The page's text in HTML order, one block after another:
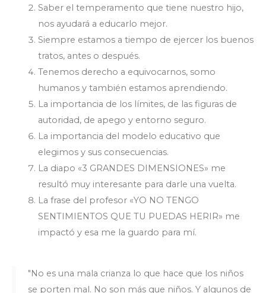
Saber el temperamento que tiene nuestro hijo,
nos ayudará a educarlo mejor.
Siempre estamos a tiempo de ejercer los buenos
tratos, antes o después.
Tenemos derecho a equivocarnos, somo
humanos y también estamos aprendiendo.
La importancia de los límites, de las figuras de
autoridad, de apego y entorno seguro.
La importancia del modelo educativo que
elegimos y sus consecuencias.
La diapo «3 GRANDES DIMENSIONES» me
resultó muy interesante para darle una vuelta.
La frase del profesor «YO NO TENGO
SENTIMIENTOS QUE TU PUEDAS HERIR» me
impactó y esa me la guardo para mí.
"No es una mala crianza lo que hace que los niños
se porten mal. No son más que niños. Y algunos de